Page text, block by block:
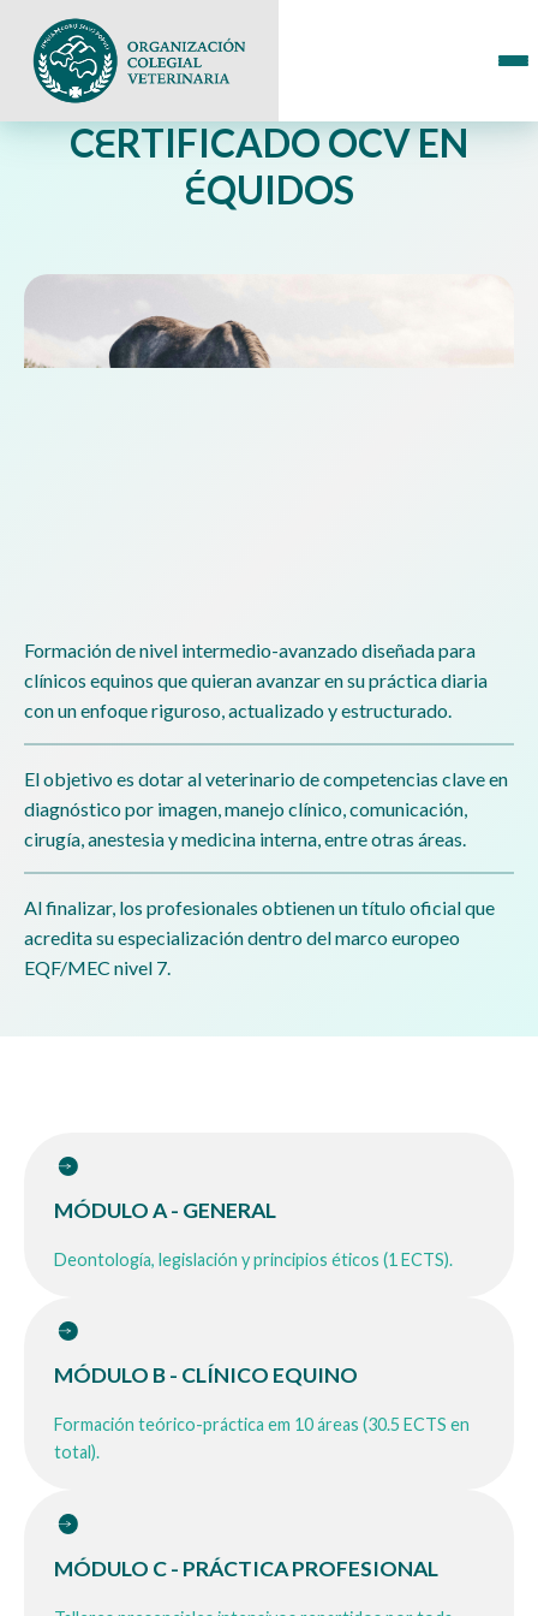
CERTIFICADO OCVEN
ÉQUIDOS
Formación de nivel intermedio-avanzado diseñada para
clínicos equinos que quieran avanzar en su práctica diaria
con un enfoque riguroso, actualizado y estructurado.
El objetivo es dotar al veterinario de competencias clave en
diagnóstico por imagen, manejo clínico, comunicación,
cirugía, anestesia y medicina interna, entre otras áreas.
Al finalizar, los profesionales obtienen un título oficial que
acredita su especialización dentro del marco europeo
EQF/MEC nivel 7.
MÓDULO A - GENERAL
Deontología, legislación y principios éticos (1 ECTS).
éticos de la profesión veterinaria (código
deontológico para el ejercicio de la profesión
administrativas para el ejercicio de la profesión
MÓDULO B - CLÍNICO EQUINO
Formación teórico-práctica em 10 áreas (30.5 ECTS en
total).
MÓDULO C - PRÁCTICA PROFESIONAL